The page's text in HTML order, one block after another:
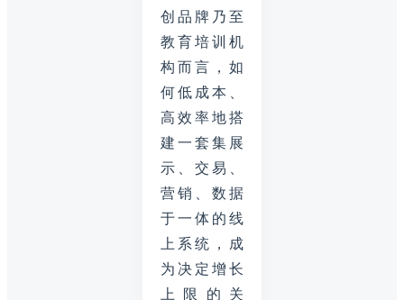
创品牌乃至
教育培训机
构而言，如
何低成本、
高效率地搭
建一套集展
示、交易、
营销、数据
于一体的线
上系统，成
为决定增长
上限的关